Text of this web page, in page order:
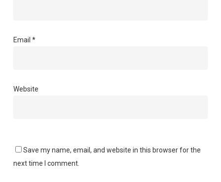
Email *
Website
Save my name, email, and website in this browser for the
next time I comment.